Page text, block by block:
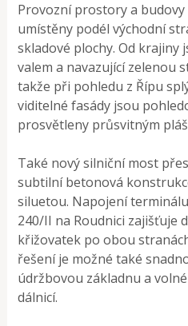
Provozní prostory a
umístěny podél východní
skladové plochy. Od krajiny
valem a navazující zelenou
takže při pohledu z Řípu
viditelné fasády jsou
prosvětleny průsvitným
Také nový silniční most
subtilní betonová
siluetou. Napojení
240/II na Roudnici zajišťuje
křižovatek po obou
řešení je možné také
údržbovou základnu a
dálnicí.